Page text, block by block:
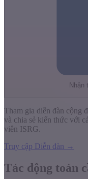
Nhận
Tham gia diễn đàn cộng
và chia sẻ kiến thức với
viên ISRG.
Truy cập Diễn đàn →
Tác động toàn